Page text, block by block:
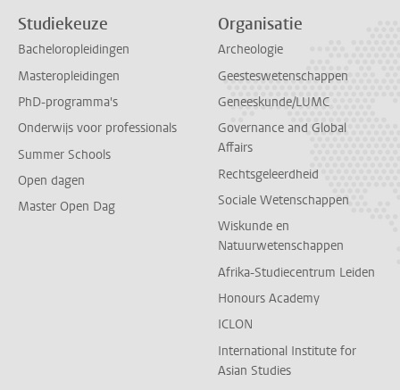
Studiekeuze
Bacheloropleidingen
Masteropleidingen
PhD-programma's
Onderwijs voor professionals
Summer Schools
Open dagen
Master Open Dag
Organisatie
Archeologie
Geesteswetenschappen
Geneeskunde/LUMC
Governance and Global
Affairs
Rechtsgeleerdheid
Sociale Wetenschappen
Wiskunde en
Natuurwetenschappen
Afrika-Studiecentrum Leiden
Honours Academy
ICLON
International Institute for
Asian Studies